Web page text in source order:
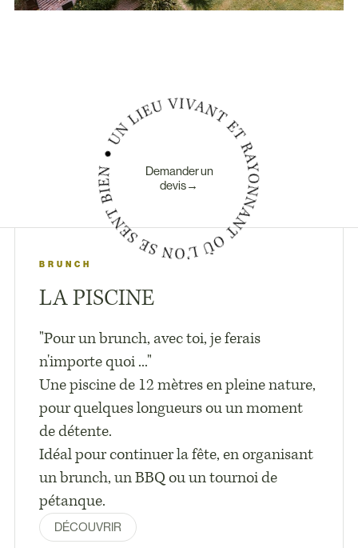
Demander un
devis→
BRUNCH
LA PISCINE
"Pour un brunch, avec toi, je ferais
n'importe quoi ..."
Une piscine de 12 mètres en pleine nature,
pour quelques longueurs ou un moment
de détente.
Idéal pour continuer la fête, en organisant
un brunch, un BBQ ou un tournoi de
pétanque.
DÉCOUVRIR